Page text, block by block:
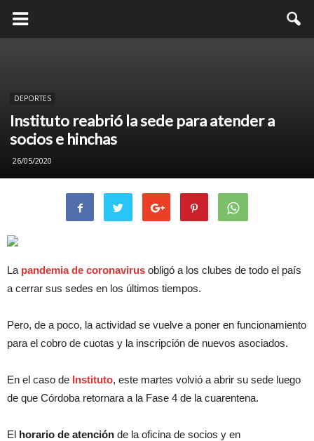
DEPORTES
Instituto reabrió la sede para atender a
socios e hinchas
26/05/2020
La pandemia de coronavirus obligó a los clubes de todo el país
a cerrar sus sedes en los últimos tiempos.
Pero, de a poco, la actividad se vuelve a poner en funcionamiento
para el cobro de cuotas y la inscripción de nuevos asociados.
En el caso de Instituto, este martes volvió a abrir su sede luego
de que Córdoba retornara a la Fase 4 de la cuarentena.
El horario de atención de la oficina de socios y en